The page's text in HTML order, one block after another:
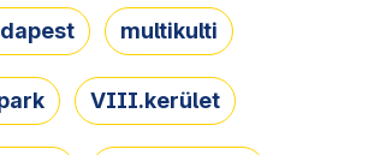
multikulti
VIII.kerület